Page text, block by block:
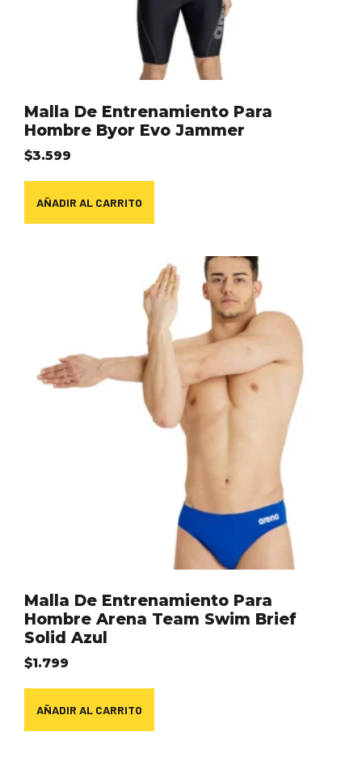
Malla De Entrenamiento Para
Hombre Byor Evo Jammer
$3.599
AÑADIR AL CARRITO
Malla De Entrenamiento Para
Hombre Arena Team Swim Brief
Solid Azul
$1.799
AÑADIR AL CARRITO